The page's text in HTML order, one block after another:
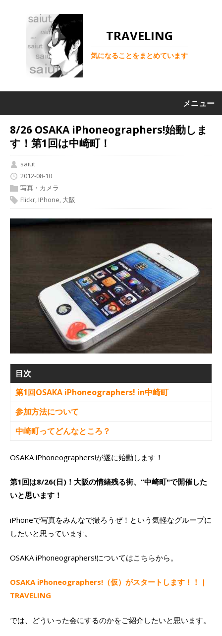
TRAVELING
気になることをまとめています
メニュー
8/26 OSAKA iPhoneographers!始動しま
す！第1回は中崎町！
saiut
2012-08-10
写真・カメラ
Flickr, IPhone, 大阪
目次
第1回OSAKA iPhoneographers! in中崎町
参加方法について
中崎町ってどんなところ？
OSAKA iPhoneographers!が遂に始動します！
第1回は8/26(日)！大阪の情緒残る街、“中崎町"で開催した
いと思います！
iPhoneで写真をみんなで撮ろうぜ！という気軽なグループに
したいと思っています。
OSAKA iPhoneographers!についてはこちらから。
OSAKA iPhoneographers!（仮）がスタートします！！ |
TRAVELING
では、どういった会にするのかをご紹介したいと思います。